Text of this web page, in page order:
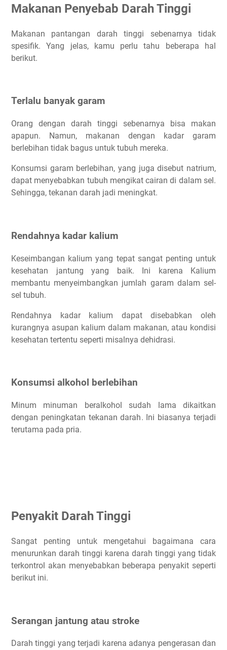
Makanan Penyebab Darah Tinggi
Makanan pantangan darah tinggi sebenarnya tidak
spesifik. Yang jelas, kamu perlu tahu beberapa hal
berikut.
Terlalu banyak garam
Orang dengan darah tinggi sebenarnya bisa makan
apapun. Namun, makanan dengan kadar garam
berlebihan tidak bagus untuk tubuh mereka.
Konsumsi garam berlebihan, yang juga disebut natrium,
dapat menyebabkan tubuh mengikat cairan di dalam sel.
Sehingga, tekanan darah jadi meningkat.
Rendahnya kadar kalium
Keseimbangan kalium yang tepat sangat penting untuk
kesehatan jantung yang baik. Ini karena Kalium
membantu menyeimbangkan jumlah garam dalam sel-
sel tubuh.
Rendahnya kadar kalium dapat disebabkan oleh
kurangnya asupan kalium dalam makanan, atau kondisi
kesehatan tertentu seperti misalnya dehidrasi.
Konsumsi alkohol berlebihan
Minum minuman beralkohol sudah lama dikaitkan
dengan peningkatan tekanan darah. Ini biasanya terjadi
terutama pada pria.
Penyakit Darah Tinggi
Sangat penting untuk mengetahui bagaimana cara
menurunkan darah tinggi karena darah tinggi yang tidak
terkontrol akan menyebabkan beberapa penyakit seperti
berikut ini.
Serangan jantung atau stroke
Darah tinggi yang terjadi karena adanya pengerasan dan